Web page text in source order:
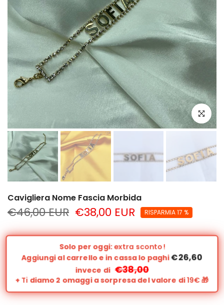
clicca per
Cavigliera Nome Fascia Morbida
€46,00 EUR €38,00 EUR RISPARMIA 17 %
Solo per oggi:extra sconto!
Aggiungi al carrello e in cassa lo paghi€26,60
invece di €38,00
+Tidiamo 2 omaggi a sorpresa del valore di19€🎁